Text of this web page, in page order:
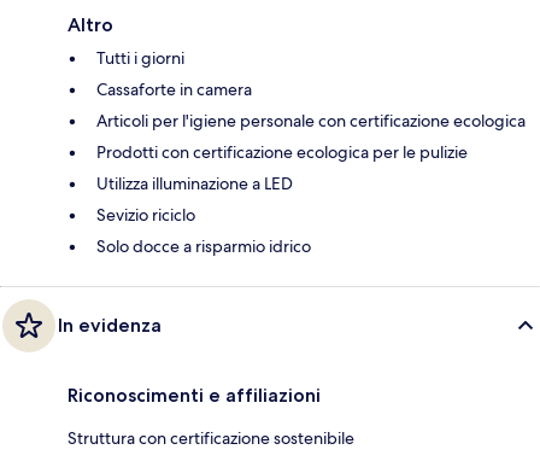
Altro
Tutti i giorni
Cassaforte in camera
Articoli per l'igiene personale con certificazione ecologica
Prodotti con certificazione ecologica per le pulizie
Utilizza illuminazione a LED
Sevizio riciclo
Solo docce a risparmio idrico
In evidenza
Riconoscimenti e affiliazioni
Struttura con certificazione sostenibile